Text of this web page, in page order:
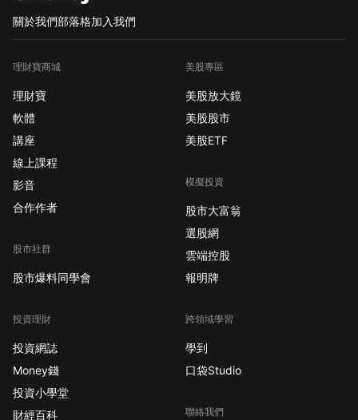
關於我們部落格加入我們
理財寶商城
理財寶
軟體
講座
線上課程
影音
合作作者
股市社群
股市爆料同學會
投資理財
投資網誌
Money錢
投資小學堂
財經百科
美股專區
美股放大鏡
美股股市
美股ETF
模擬投資
股市大富翁
選股網
雲端控股
報明牌
跨領域學習
學到
口袋Studio
聯絡我們